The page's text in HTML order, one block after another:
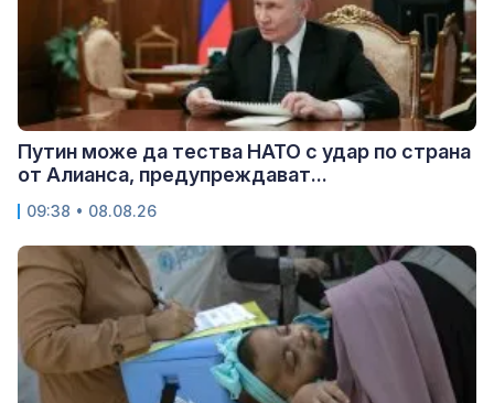
Путин може да тества НАТО с удар по страна
от Алианса, предупреждават...
09:38 • 08.08.26